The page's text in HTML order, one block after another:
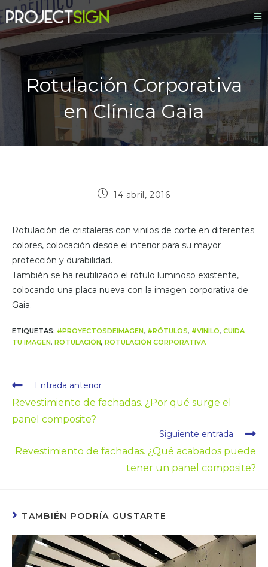
Rotulación Corporativa
en Clínica Gaia
14 abril, 2016
Rotulación de cristaleras con vinilos de corte en diferentes
colores, colocación desde el interior para su mayor
protección y durabilidad.
También se ha reutilizado el rótulo luminoso existente,
colocando una placa nueva con la imagen corporativa de
Gaia.
ETIQUETAS: #PROYECTOSDEIMAGEN, #RÓTULOS, #VINILO, CUIDA
TU IMAGEN, ROTULACIÓN, ROTULACIÓN CORPORATIVA
Entrada anterior
Revestimiento de fachadas. ¿Por qué surge el
panel composite?
Siguiente entrada
Revestimiento de fachadas. ¿Qué acabados puede
tener un panel composite?
TAMBIÉN PODRÍA GUSTARTE